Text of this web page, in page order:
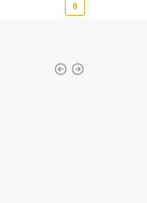
0